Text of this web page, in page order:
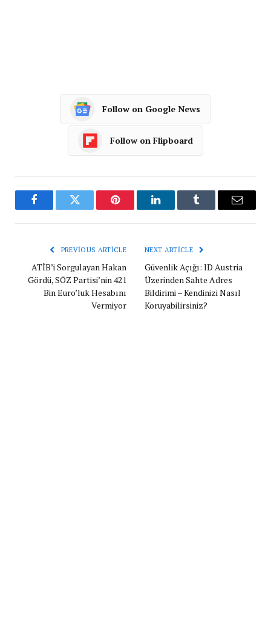
Follow on Google News
Follow on Flipboard
FacebookTwitter Pinterest LinkedInTumblr Email
PREVIOUS ARTICLE
ATİB’i Sorgulayan Hakan
Gördü, SÖZ Partisi’nin 421
Bin Euro’luk Hesabını
Vermiyor
NEXT ARTICLE
Güvenlik Açığı: ID Austria
Üzerinden Sahte Adres
Bildirimi – Kendinizi Nasıl
Koruyabilirsiniz?